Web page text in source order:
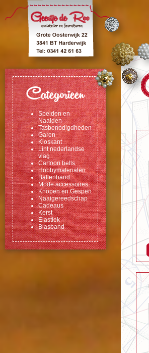
Categorieen
Spelden en
Naalden
Tasbenodigdheden
Garen
Kloskant
Lint nederlandse
vlag
Cartoon bells
Hobbymaterialen
Ballenband
Mode accessoires
Knopen en Gespen
Naaigereedschap
Cadeaus
Kerst
Elastiek
Biasband